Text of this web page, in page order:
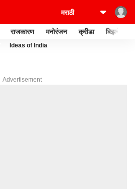
राजकारण मनोरंजन क्रीडा बिझनेस
Ideas of India
Advertisement